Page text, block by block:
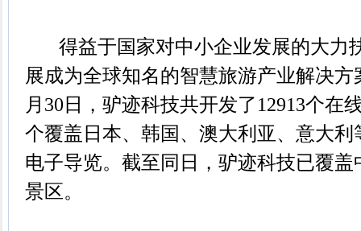
得益于国家对中小企业发展的大力
展成为全球知名的智慧旅游产业解决方
月30日，驴迹科技共开发了12913个在
个覆盖日本、韩国、澳大利亚、意大
电子导览。截至同日，驴迹科技已覆盖
景区。